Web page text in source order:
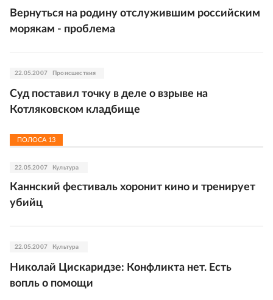
Вернуться на родину отслужившим российским
морякам - проблема
22.05.2007 Происшествия
Суд поставил точку в деле о взрыве на
Котляковском кладбище
ПОЛОСА 13
22.05.2007 Культура
Каннский фестиваль хоронит кино и тренирует
убийц
22.05.2007 Культура
Николай Цискаридзе: Конфликта нет. Есть
вопль о помощи